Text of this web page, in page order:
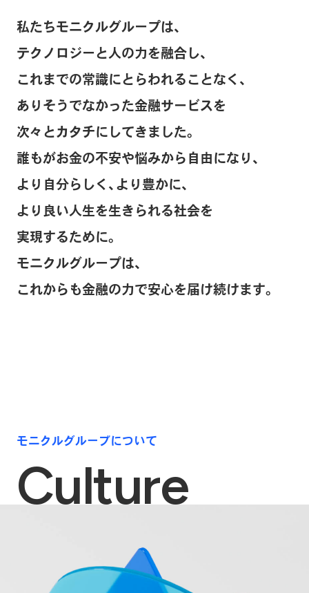
私たちモニクルグループは、
テクノロジーと人の力を融合し、
これまでの常識にとらわれることなく、
ありそうでなかった金融サービスを
次々とカタチにしてきました。
誰もがお金の不安や悩みから自由になり、
より自分らしく、より豊かに、
より良い人生を生きられる社会を
実現するために。
モニクルグループは、
これからも金融の力で安心を届け続けます。
モニクルグループについて
Culture